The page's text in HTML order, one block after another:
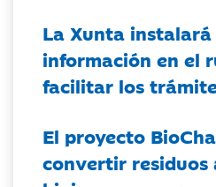
La Xunta
información en el
facilitar los
El proyecto
convertir residuos